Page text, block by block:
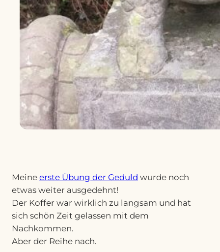
Meine erste Übung der Geduld wurde noch
etwas weiter ausgedehnt!
Der Koffer war wirklich zu langsam und hat
sich schön Zeit gelassen mit dem
Nachkommen.
Aber der Reihe nach.